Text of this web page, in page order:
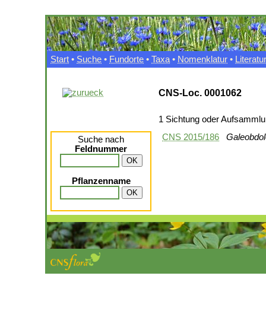
Start • Suche • Fundorte • Taxa • Nomenklatur • Literatur
CNS-Loc. 0001062
1 Sichtung oder
Suche nach
Feldnummer
Pflanzenname
CNS 2015/186